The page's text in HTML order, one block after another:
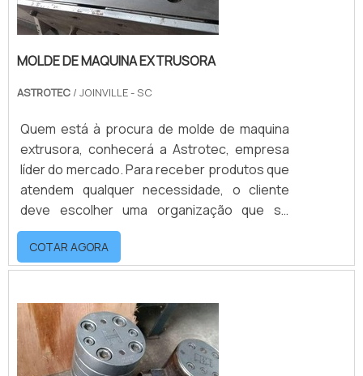
MOLDE DE MAQUINA EXTRUSORA
ASTROTEC / JOINVILLE - SC
Quem está à procura de molde de maquina
extrusora, conhecerá a Astrotec, empresa
líder do mercado. Para receber produtos que
atendem qualquer necessidade, o cliente
deve escolher uma organização que se
destaque por um bom suporte pré-venda e
tenha ampla experiência no ramo.Quando o
tema é molde de maquina extrusora, com os
encontrará proteção e suporte
personalizado via WhatsApp.MAIS
INFORMAÇÕES SOBRE...
COTAR AGORA